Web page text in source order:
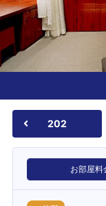
202
お部屋料